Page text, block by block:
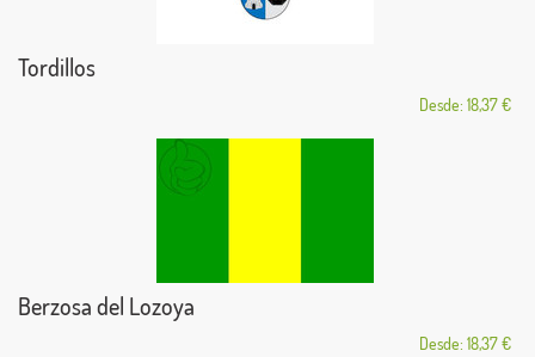
Tordillos
Desde: 18,37 €
Berzosa del Lozoya
Desde: 18,37 €